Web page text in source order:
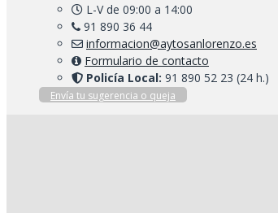
L-V de 09:00 a 14:00
91 890 36 44
informacion@aytosanlorenzo.es
Formulario de contacto
Policía Local: 91 890 52 23 (24 h.)
Envía tu sugerencia o queja